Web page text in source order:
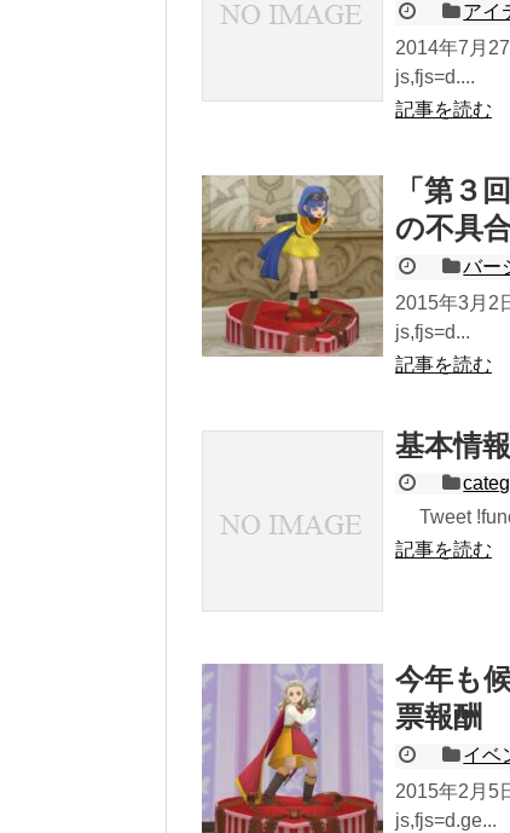
アイ
2014年7月
js,fjs=d....
記事を読む
「第３
の不具
バー
2015年3月2
js,fjs=d...
記事を読む
基本情
Tweet
記事を読む
今年も
票報酬
イベ
2015年2月5
js,fjs=d.ge...